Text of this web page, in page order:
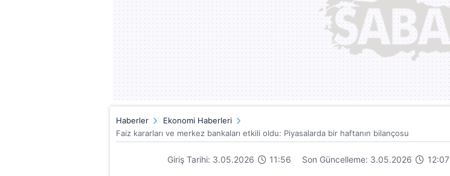
Haberler
Ekonomi Haberleri
Faiz kararları ve merkez bankaları etkili oldu: Piyasalarda bir haftanın bilançosu
Giriş Tarihi: 3.05.2026 11:56 Son Güncelleme: 3.05.2026 12:07